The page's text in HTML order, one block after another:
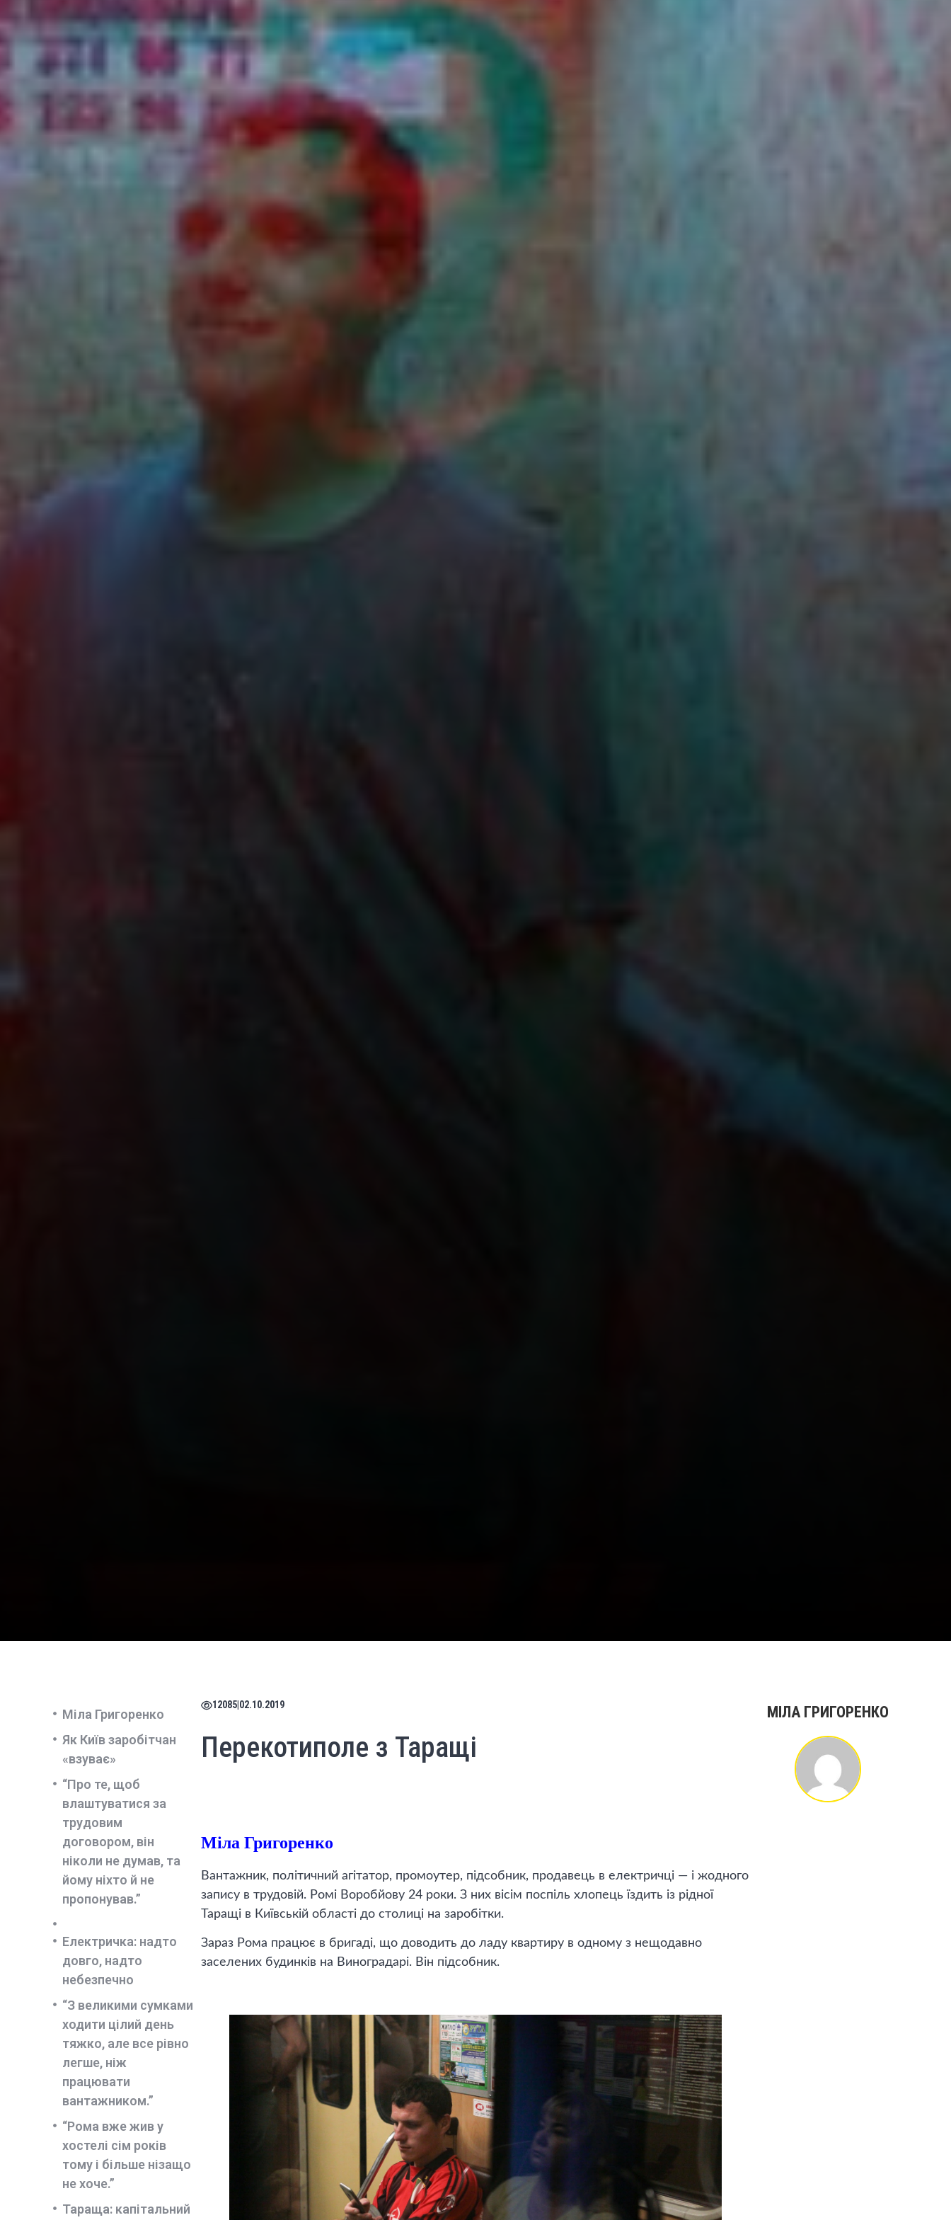
Міла Григоренко
Як Київ заробітчан
«взуває»
“Про те, щоб
влаштуватися за
трудовим
договором, він
ніколи не думав, та
йому ніхто й не
пропонував.”
Електричка: надто
довго, надто
небезпечно
“З великими сумками
ходити цілий день
тяжко, але все рівно
легше, ніж
працювати
вантажником.”
“Рома вже жив у
хостелі сім років
тому і більше нізащо
не хоче.”
Тараща: капітальний
12085| 02.10.2019
Перекотиполе з Таращі
Міла Григоренко
Вантажник, політичний агітатор, промоутер, підсобник, продавець в електричці — і жодного
запису в трудовій. Ромі Воробйову 24 роки. З них вісім поспіль хлопець їздить із рідної
Таращі в Київській області до столиці на заробітки.
Зараз Рома працює в бригаді, що доводить до ладу квартиру в одному з нещодавно
заселених будинків на Виноградарі. Він підсобник.
МІЛА ГРИГОРЕНКО